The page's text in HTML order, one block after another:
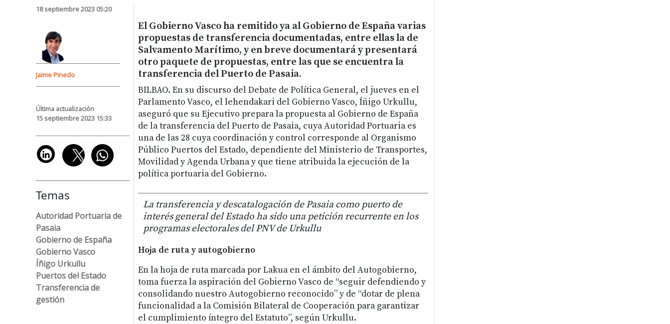
18 septiembre 2023 05:20
Jaime Pinedo
Última actualización
15 septiembre 2023 15:33
Temas
Autoridad Portuaria de
Pasaia
Gobierno de España
Gobierno Vasco
Íñigo Urkullu
Puertos del Estado
Transferencia de
gestión
El Gobierno Vasco ha remitido ya al Gobierno de España varias
propuestas de transferencia documentadas, entre ellas la de
Salvamento Marítimo, y en breve documentará y presentará
otro paquete de propuestas, entre las que se encuentra la
transferencia del Puerto de Pasaia.
BILBAO. En su discurso del Debate de Política General, el jueves en el
Parlamento Vasco, el lehendakari del Gobierno Vasco, Íñigo Urkullu,
aseguró que su Ejecutivo prepara la propuesta al Gobierno de España
de la transferencia del Puerto de Pasaia, cuya Autoridad Portuaria es
una de las 28 cuya coordinación y control corresponde al Organismo
Público Puertos del Estado, dependiente del Ministerio de Transportes,
Movilidad y Agenda Urbana y que tiene atribuida la ejecución de la
política portuaria del Gobierno.
La transferencia y descatalogación de Pasaia como puerto de
interés general del Estado ha sido una petición recurrente en los
programas electorales del PNV de Urkullu
Hoja de ruta y autogobierno
En la hoja de ruta marcada por Lakua en el ámbito del Autogobierno,
toma fuerza la aspiración del Gobierno Vasco de “seguir defendiendo y
consolidando nuestro Autogobierno reconocido” y de “dotar de plena
funcionalidad a la Comisión Bilateral de Cooperación para garantizar
el cumplimiento íntegro del Estatuto”, según Urkullu.